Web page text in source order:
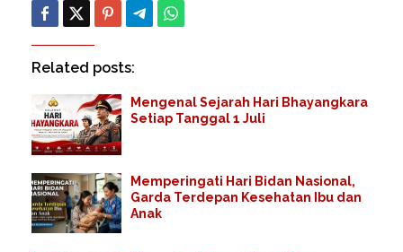
Related posts:
Mengenal Sejarah Hari Bhayangkara
Setiap Tanggal 1 Juli
Memperingati Hari Bidan Nasional,
Garda Terdepan Kesehatan Ibu dan
Anak